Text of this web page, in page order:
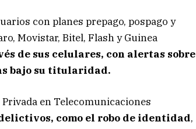
con planes prepago, pospago y
Movistar, Bitel, Flash y Guinea
de sus celulares, con alertas sobre
bajo su titularidad.
en Telecomunicaciones
como el robo de identidad,